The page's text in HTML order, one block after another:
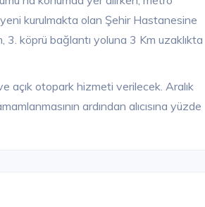
kurulmakta olan Şehir Hastanesine
köprü bağlantı yoluna 3 Km uzaklıkta
açık otopark hizmeti verilecek. Aralık
ardından alıcısına yüzde